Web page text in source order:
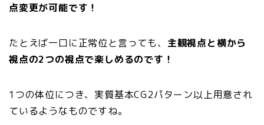
点変更が可能です！
たとえば一口に正常位と言っても、 主観視点と横から
視点の2つの視点で楽しめるのです！
1つの体位につき、実質基本CG2パターン以上用意され
ているようなものですね。